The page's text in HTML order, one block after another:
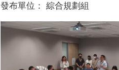
發布單位： 綜合規劃組